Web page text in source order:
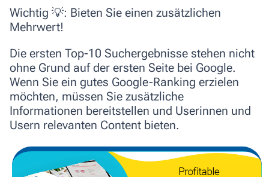
Wichtig 💡: Bieten Sie einen zusätzlichen
Mehrwert!
Die ersten Top-10 Suchergebnisse stehen nicht
ohne Grund auf der ersten Seite bei Google.
Wenn Sie ein gutes Google-Ranking erzielen
möchten, müssen Sie zusätzliche
Informationen bereitstellen und Userinnen und
Usern relevanten Content bieten.